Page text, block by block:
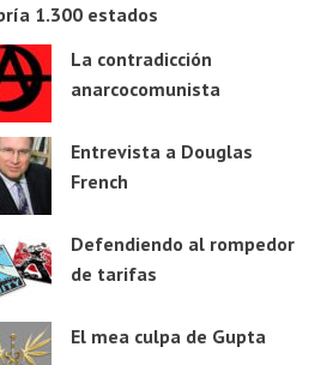
1.300 estados
La contradicción
anarcocomunista
Entrevista a Douglas
French
Defendiendo al rompedor
de tarifas
El mea culpa de Gupta